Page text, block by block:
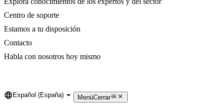
Centro de soporte
Estamos a tu disposición
Contacto
Habla con nosotros hoy mismo
Language
Español (España) MenúCerrar